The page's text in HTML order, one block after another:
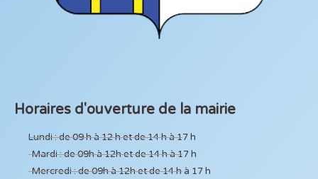
Horaires d'ouverture de la mairie
Lundi : de 09 h à 12 h et de 14 h à 17 h
Mardi : de 09h à 12h et de 14 h à 17 h
Mercredi : de 09h à 12h et de 14 h à 17 h